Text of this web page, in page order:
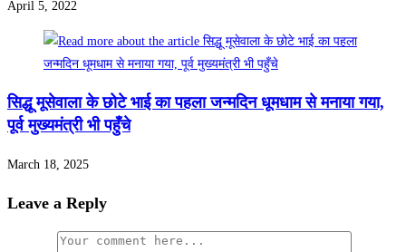
April 5, 2022
सिद्धू मूसेवाला के छोटे भाई का पहला जन्मदिन धूमधाम से मनाया गया,
पूर्व मुख्यमंत्री भी पहुँचे
March 18, 2025
Leave a Reply